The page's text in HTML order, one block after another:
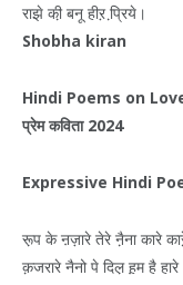
राझे की़ बनू हीऱ प्रि़ये।
Shobha kiran
Hindi Poems on
प्रेम कविता2024
Expressive Hindi
रू़प के ऩज़ारे तेरे नै़ना कारे
क़जरारे नैनो पे दिल़ ह़म है